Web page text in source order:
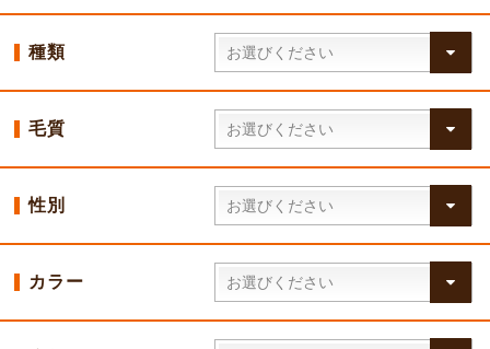
種類
毛質
性別
カラー